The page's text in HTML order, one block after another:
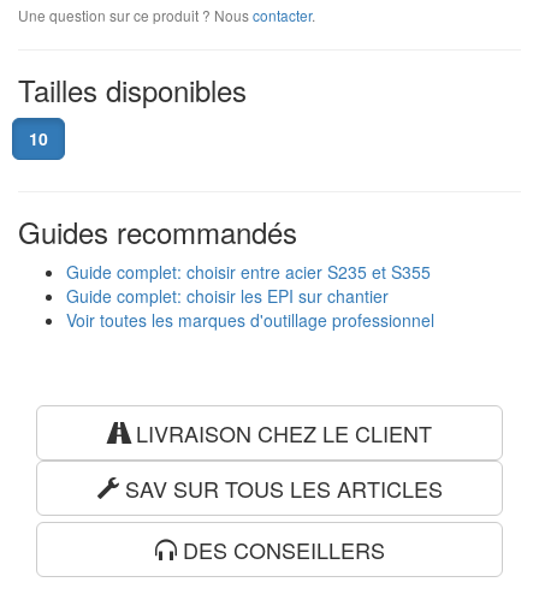
Une question sur ce produit ? Nouscontacter.
Tailles disponibles
10
Guides recommandés
Guide complet: choisir entre acier S235 et S355
Guide complet: choisir les EPI sur chantier
Voir toutes les marques d'outillage professionnel
LIVRAISON CHEZ LE CLIENT
SAV SUR TOUS LES ARTICLES
DES CONSEILLERS